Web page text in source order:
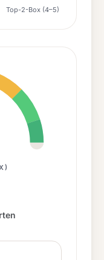
Top-2-Box (4–5)